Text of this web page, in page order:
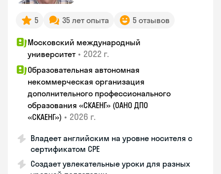
5 35 лет опыта 5 отзывов
Московский международный
университет • 2022 г.
Образовательная автономная
некоммерческая организация
дополнительного профессионального
образования «СКАЕНГ» (ОАНО ДПО
«СКАЕНГ») • 2026 г.
Владеет английским на уровне носителя с
сертификатом СРЕ
Создает увлекательные уроки для разных